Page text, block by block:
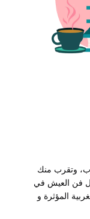
وتقرب منك
فن العيش في
المؤثرة و